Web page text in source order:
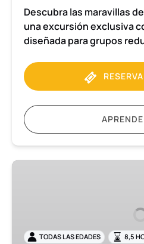
Descubra las maravillas
una excursión exclusiva
diseñada para grupos
Visita
TODAS LAS EDADES 8,5